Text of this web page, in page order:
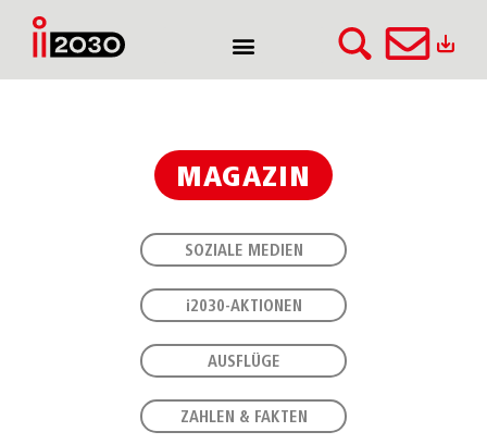
MAGAZIN
SOZIALE MEDIEN
i2030-AKTIONEN
AUSFLÜGE
ZAHLEN & FAKTEN